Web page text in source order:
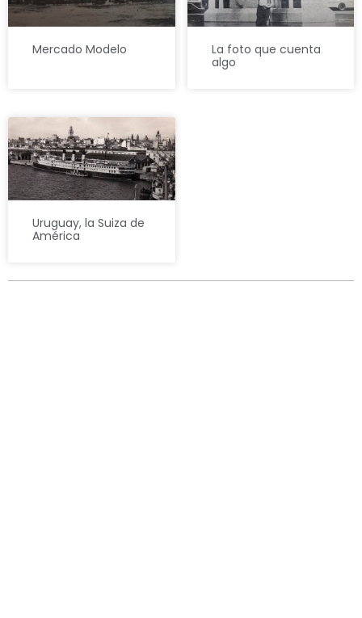
Mercado Modelo
La foto que cuenta
algo
Uruguay, la Suiza de
América